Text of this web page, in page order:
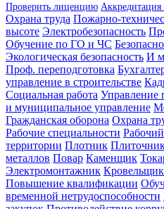
Проверить лиценцию
Охрана труда Пожарно-
высоте Электробезопасность
Обучение по ГО и ЧС
Экологическая безопасность И
Проф. переподготовка
управление в строительстве
Социальная работа Управление
и муниципальное управление
Гражданская оборона Охрана
Рабочие специальности
территории Плотник
металлов Повар Каменщик
Электромонтажник Кровельщик
Повышение квалификации
временной нетрудоспособности